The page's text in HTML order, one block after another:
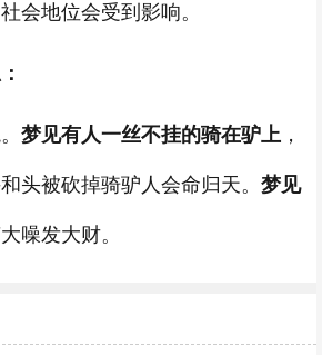
会地位会受到影响。
梦见有人一丝不挂的骑在驴上 ，
头被砍掉骑驴人会命归天。 梦见
噪发大财。